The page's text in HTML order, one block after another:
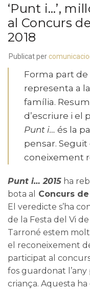
‘Punt i…’,
al Concurs
2018
Publicat per
Forma part
representa a
família.
d’escriure i el
Punt i… és la
pensar.
coneixement
Punt i… 2015 ha
bota al
Concurs
El veredicte s’ha
de la Festa del Vi
Tarroné estem
el reconeixement
participat al
fos guardonat
criança. Aquesta ha